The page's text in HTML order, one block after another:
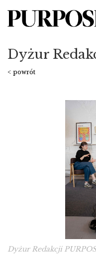
Dyżur
< powrót
Dyżur Redakcji